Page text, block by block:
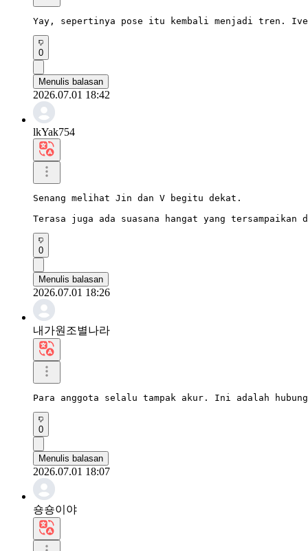
Yay, sepertinya pose itu kembali menjadi tren. Ive
0
Menulis balasan
2026.07.01 18:42
lkYak754
Senang melihat Jin dan V begitu dekat.
Terasa juga ada suasana hangat yang tersampaikan
0
Menulis balasan
2026.07.01 18:26
내가원조별나라
Para anggota selalu tampak akur. Ini adalah
0
Menulis balasan
2026.07.01 18:07
숑숑이야